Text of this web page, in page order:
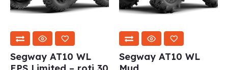
Segway AT10 WL
Segway AT10 WL